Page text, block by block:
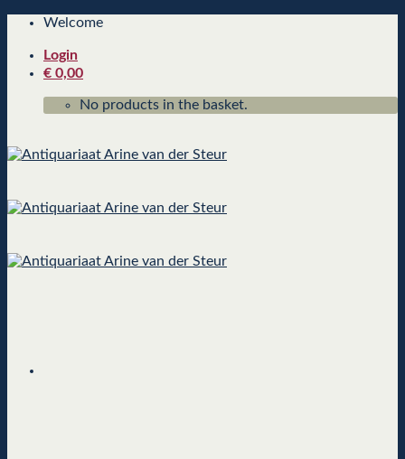
Skip
content
Welcome
Login
€ 0,00
No products in the basket.